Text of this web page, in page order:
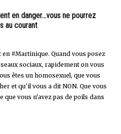
en danger...vous ne pourrez
au courant
#Martinique. Quand vous posez
sociaux, rapidement on vous
êtes un homosexuel, que vous
et qu'il vous a dit NON. Que vous
que vous n'avez pas de poils dans